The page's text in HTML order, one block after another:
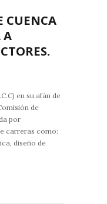
CUENCA
A
en su afán de
de
por
carreras como:
diseño de